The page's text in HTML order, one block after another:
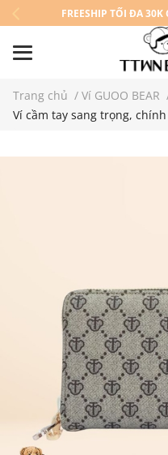
FREESHIP TỐI ĐA
Trang chủ / Ví GUOO BEAR
Ví cầm tay sang trọng, chính